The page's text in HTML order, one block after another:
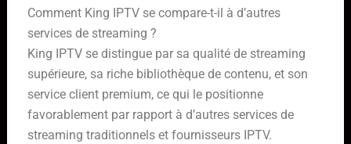
Comment King IPTV se compare-t-il à d’autres
services de streaming ?
King IPTV se distingue par sa qualité de streaming
supérieure, sa riche bibliothèque de contenu, et son
service client premium, ce qui le positionne
favorablement par rapport à d’autres services de
streaming traditionnels et fournisseurs IPTV.